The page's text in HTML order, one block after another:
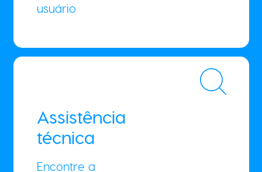
usuário
Assistência
técnica
Encontre a